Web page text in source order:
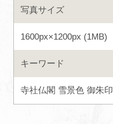
写真サイズ
1600px×1200px (1MB)
キーワード
寺社仏閣 雪景色 御朱印